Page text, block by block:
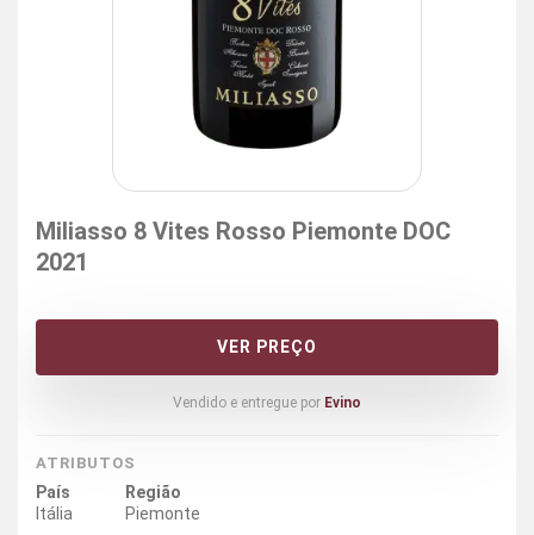
Miliasso 8 Vites Rosso Piemonte DOC
2021
VER PREÇO
Vendido e entregue por Evino
ATRIBUTOS
País
Itália
Região
Piemonte